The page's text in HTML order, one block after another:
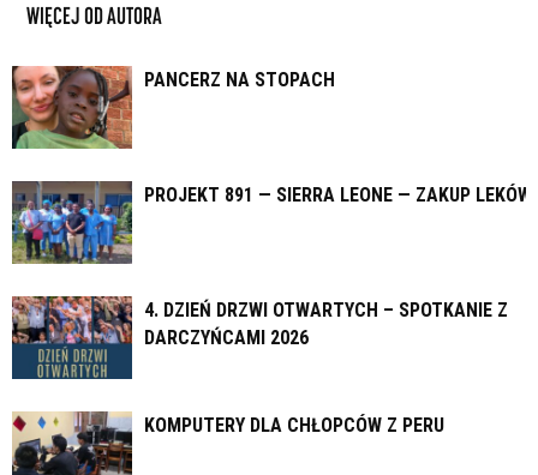
WIĘCEJ OD AUTORA
PANCERZ NA STOPACH
PROJEKT 891 — SIERRA LEONE — ZAKUP LEKÓW
4. DZIEŃ DRZWI OTWARTYCH – SPOTKANIE Z
DARCZYŃCAMI 2026
KOMPUTERY DLA CHŁOPCÓW Z PERU